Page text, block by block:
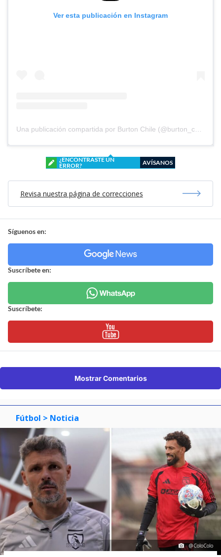
Ver esta publicación en Instagram
¿ENCONTRASTE UN
ERROR?
AVÍSANOS
Revisa nuestra página de correcciones
Síguenos en:
Suscríbete en:
Suscríbete:
Mostrar Comentarios
Fútbol > Noticia
@ColoColo